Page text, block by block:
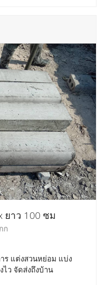
ยาว 100 ซม
ก
ร แต่งสวนหย่อม แบ่ง
ไว จัดส่งถึงบ้าน